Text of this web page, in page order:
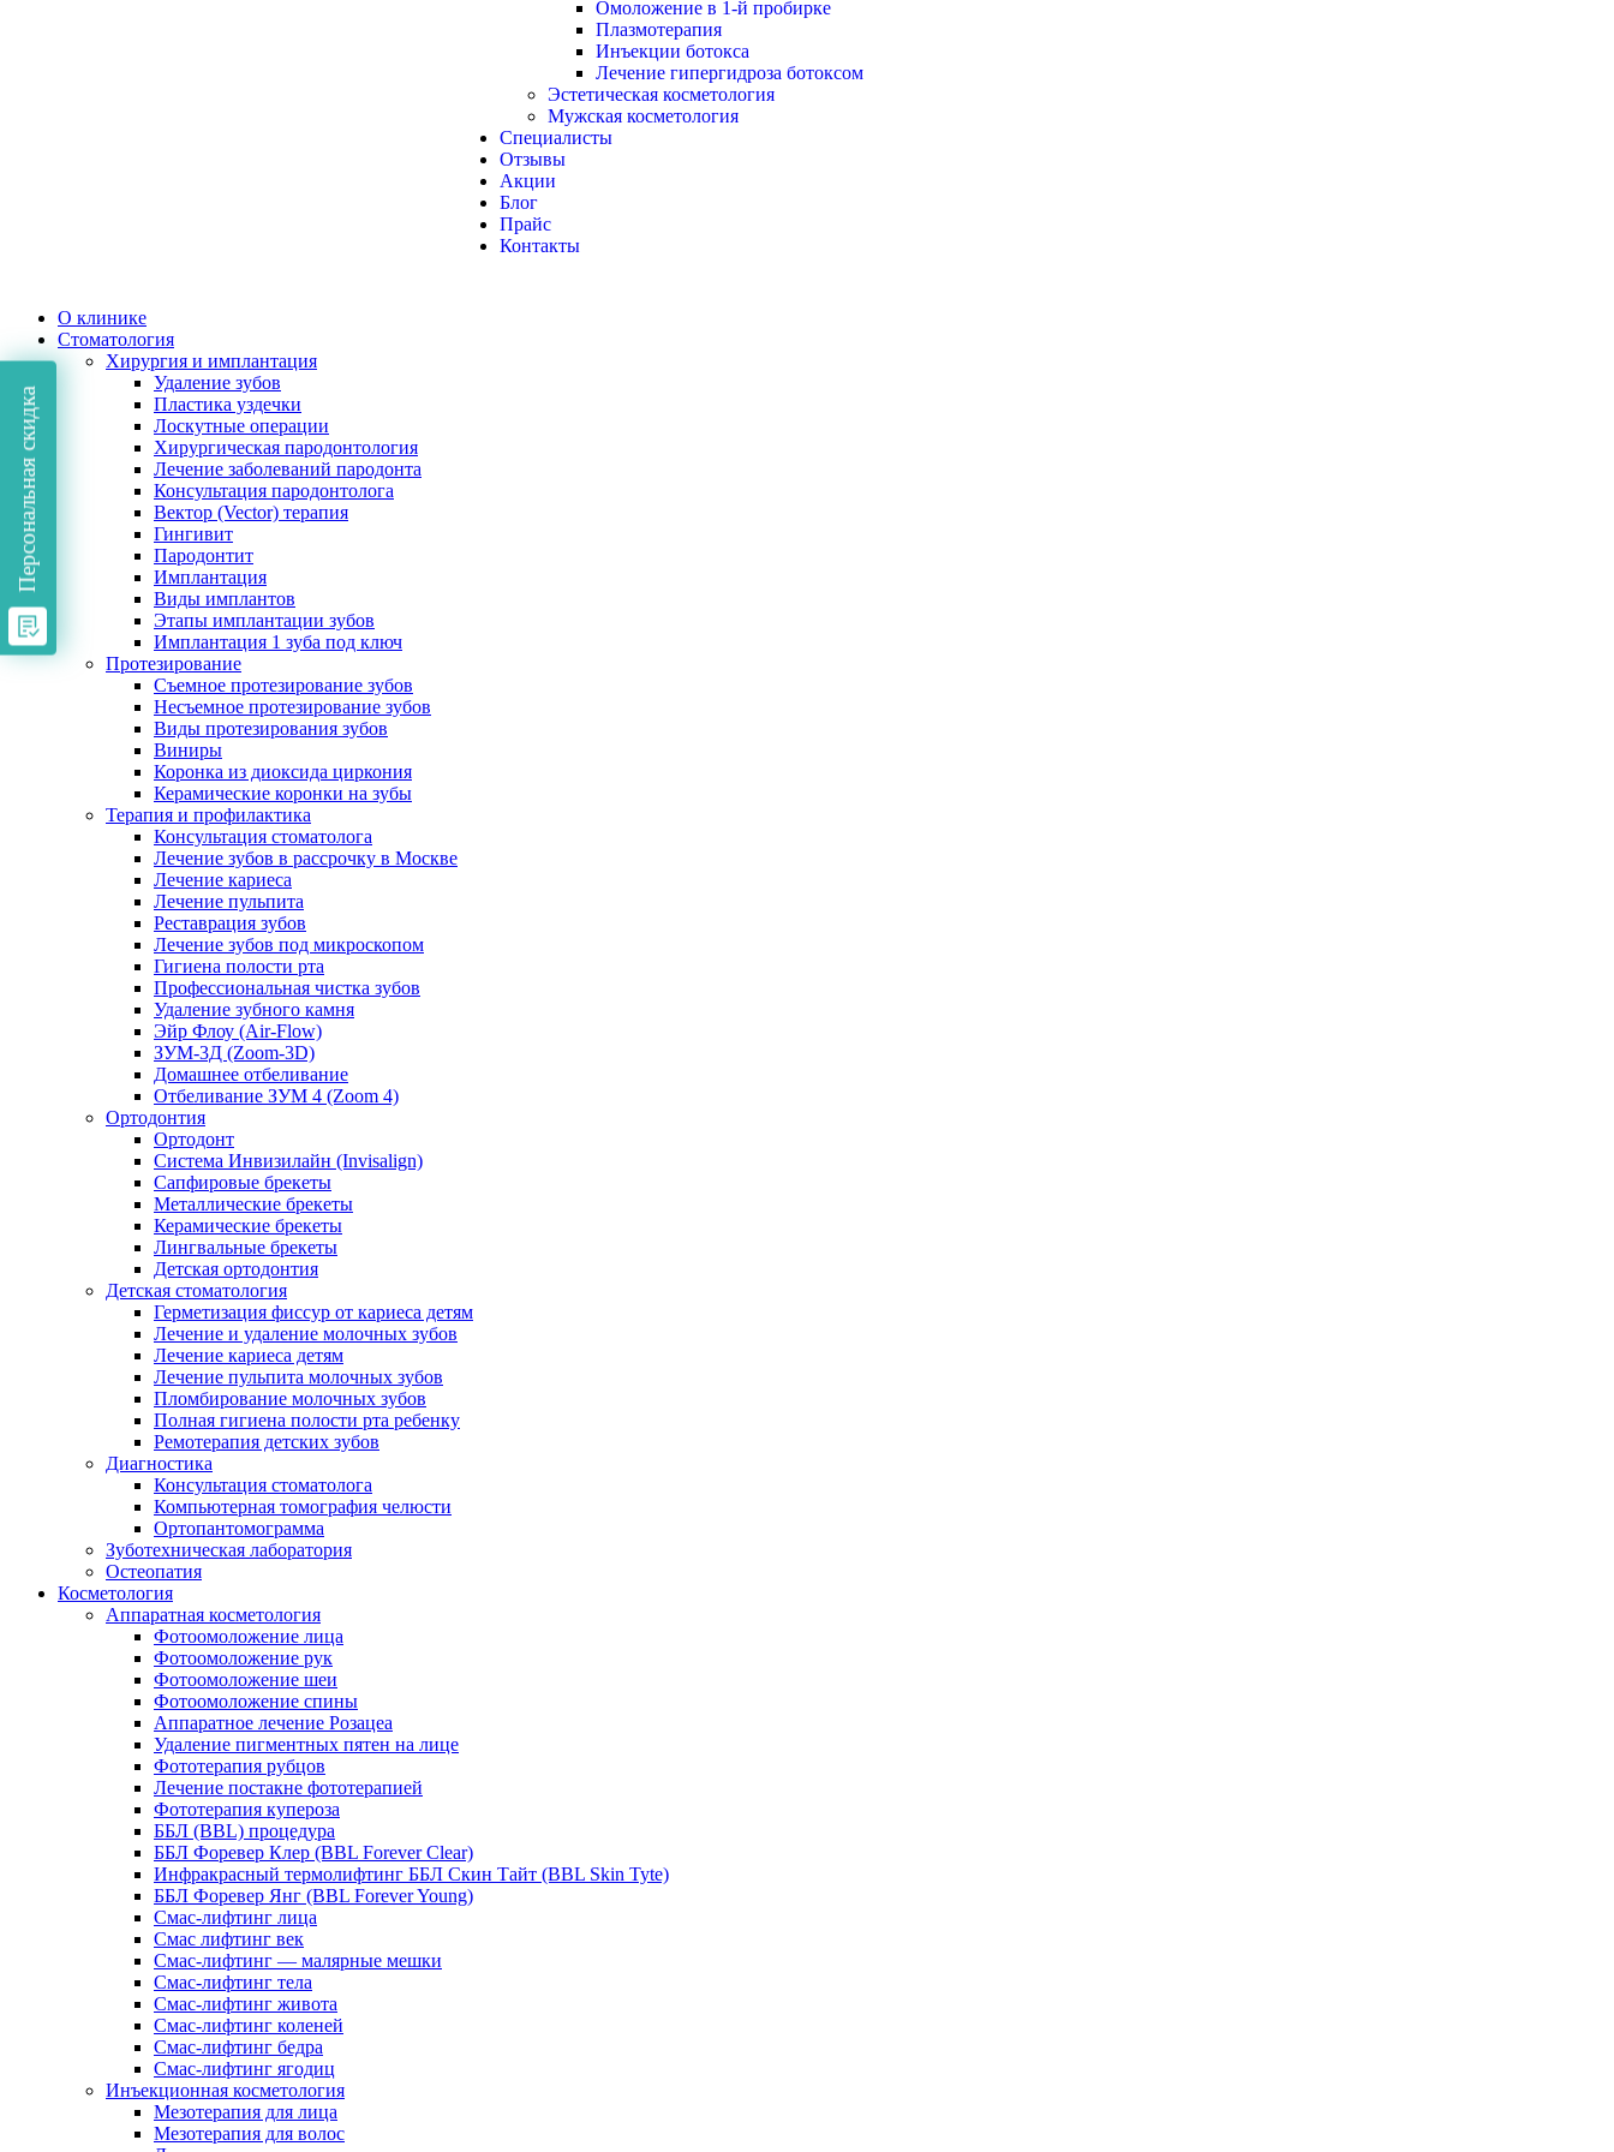
Омоложение в 1-й пробирке
Плазмотерапия
Инъекции ботокса
Лечение гипергидроза ботоксом
Эстетическая косметология
Мужская косметология
Специалисты
Отзывы
Акции
Блог
Прайс
Контакты
О клинике
Стоматология
Хирургия и имплантация
Удаление зубов
Пластика уздечки
Лоскутные операции
Хирургическая пародонтология
Лечение заболеваний пародонта
Консультация пародонтолога
Вектор (Vector) терапия
Гингивит
Пародонтит
Имплантация
Виды имплантов
Этапы имплантации зубов
Имплантация 1 зуба под ключ
Протезирование
Съемное протезирование зубов
Несъемное протезирование зубов
Виды протезирования зубов
Виниры
Коронка из диоксида циркония
Керамические коронки на зубы
Терапия и профилактика
Консультация стоматолога
Лечение зубов в рассрочку в Москве
Лечение кариеса
Лечение пульпита
Реставрация зубов
Лечение зубов под микроскопом
Гигиена полости рта
Профессиональная чистка зубов
Удаление зубного камня
Эйр Флоу (Air-Flow)
ЗУМ-3Д (Zoom-3D)
Домашнее отбеливание
Отбеливание ЗУМ 4 (Zoom 4)
Ортодонтия
Ортодонт
Система Инвизилайн (Invisalign)
Сапфировые брекеты
Металлические брекеты
Керамические брекеты
Лингвальные брекеты
Детская ортодонтия
Детская стоматология
Герметизация фиссур от кариеса детям
Лечение и удаление молочных зубов
Лечение кариеса детям
Лечение пульпита молочных зубов
Пломбирование молочных зубов
Полная гигиена полости рта ребенку
Ремотерапия детских зубов
Диагностика
Консультация стоматолога
Компьютерная томография челюсти
Ортопантомограмма
Зуботехническая лаборатория
Остеопатия
Косметология
Аппаратная косметология
Фотоомоложение лица
Фотоомоложение рук
Фотоомоложение шеи
Фотоомоложение спины
Аппаратное лечение Розацеа
Удаление пигментных пятен на лице
Фототерапия рубцов
Лечение постакне фототерапией
Фототерапия купероза
ББЛ (BBL) процедура
ББЛ Форевер Клер (BBL Forever Clear)
Инфракрасный термолифтинг ББЛ Скин Тайт (BBL Skin Tyte)
ББЛ Форевер Янг (BBL Forever Young)
Смас-лифтинг лица
Смас лифтинг век
Смас-лифтинг — малярные мешки
Смас-лифтинг тела
Смас-лифтинг живота
Смас-лифтинг коленей
Смас-лифтинг бедра
Смас-лифтинг ягодиц
Инъекционная косметология
Мезотерапия для лица
Мезотерапия для волос
Персональная скидка